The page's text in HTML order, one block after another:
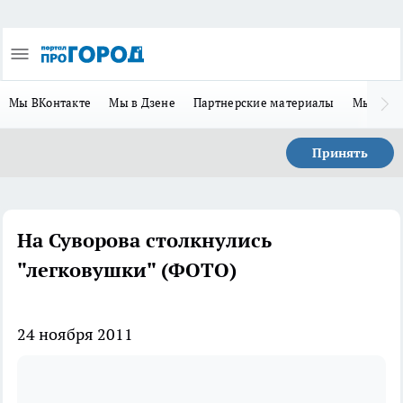
Мы ВКонтакте Мы в Дзене Партнерские материалы Мы в
Принять
На Суворова столкнулись
"легковушки" (ФОТО)
24 ноября 2011